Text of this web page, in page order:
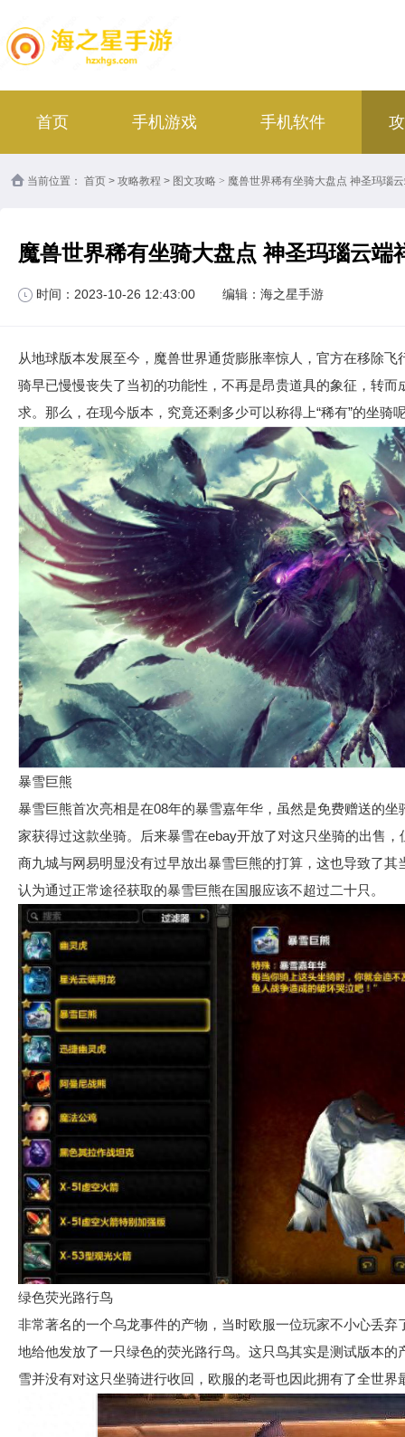
首页 手机游戏 手机软件
当前位置： 首页 > 攻略教程 > 图文攻略 > 魔兽世界稀有坐骑大盘点 神圣玛瑙
魔兽世界稀有坐骑大盘点 神圣玛瑙云端
时间：2023-10-26 12:43:00 编辑：海之星手游
从地球版本发展至今，魔兽世界通货膨胀率惊人，官方在移除
骑早已慢慢丧失了当初的功能性，不再是昂贵道具的象征，转
求。那么，在现今版本，究竟还剩多少可以称得上“稀有”的坐骑
暴雪巨熊
暴雪巨熊首次亮相是在08年的暴雪嘉年华，虽然是免费赠送的
家获得过这款坐骑。后来暴雪在ebay开放了对这只坐骑的出售
商九城与网易明显没有过早放出暴雪巨熊的打算，这也导致了
认为通过正常途径获取的暴雪巨熊在国服应该不超过二十只。
绿色荧光路行鸟
非常著名的一个乌龙事件的产物，当时欧服一位玩家不小心丢
地给他发放了一只绿色的荧光路行鸟。这只鸟其实是测试版本
雪并没有对这只坐骑进行收回，欧服的老哥也因此拥有了全世界